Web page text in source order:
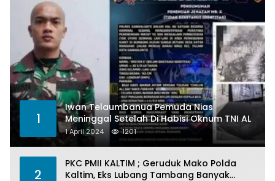
1
Iwan Telaumbanua Pemuda Nias
Meninggal Setelah Di Habisi Oknum TNI AL
1 April 2024 1201
2
PKC PMII KALTIM ; Geruduk Mako Polda
Kaltim, Eks Lubang Tambang Banyak